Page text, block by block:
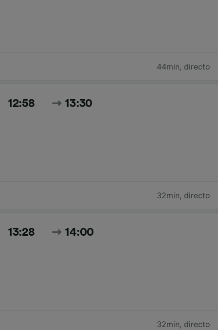
44min, directo
12:58 13:30
32min, directo
13:28 14:00
32min, directo